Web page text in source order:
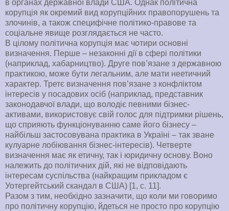
в органах державної влади США. Однак політична
корупція як окремий вид корупційних правопорушень та
злочинів, а також специфічне політико-правове та
соціальне явище розглядається не часто.
В цілому політична корупція має чотири основні
визначення. Перше – незаконні дії в сфері політики
(наприклад, хабарництво). Друге пов’язане з державною
практикою, може бути легальним, але мати неетичний
характер. Третє визначення пов’язане з конфліктом
інтересів у посадових осіб (наприклад, представник
законодавчої влади, що володіє певними бізнес-
активами, використовує свій голос для підтримки рішень,
що сприяють функціонуванню саме його бізнесу –
найбільш застосовувана практика в Україні – так зване
кулуарне лобіювання бізнес-інтересів). Четверте
визначення має як етичну, так і юридичну основу. Воно
належить до політичних дій, які не відповідають
інтересам суспільства (найкращим прикладом є
Уотергейтський скандал в США) [1, с. 11].
Разом з тим, необхідно зазначити, що коли ми говоримо
про політичну корупцію, йдеться не просто про корупцію